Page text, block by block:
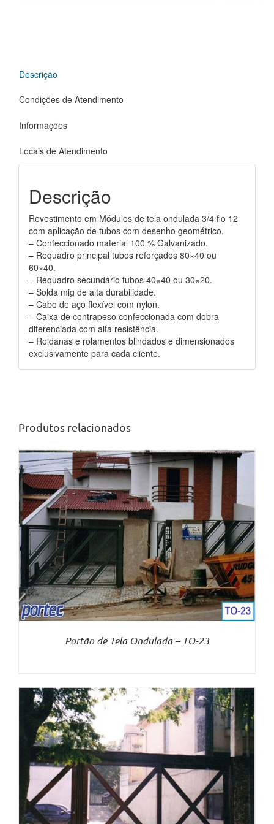
Descrição
Condições de Atendimento
Informações
Locais de Atendimento
Descrição
Revestimento em Módulos de tela ondulada 3/4 fio 12
com aplicação de tubos com desenho geométrico.
– Confeccionado material 100 % Galvanizado.
– Requadro principal tubos reforçados 80×40 ou
60×40.
– Requadro secundário tubos 40×40 ou 30×20.
– Solda mig de alta durabilidade.
– Cabo de aço flexível com nylon.
– Caixa de contrapeso confeccionada com dobra
diferenciada com alta resistência.
– Roldanas e rolamentos blindados e dimensionados
exclusivamente para cada cliente.
Produtos relacionados
Portão de Tela Ondulada – TO-23